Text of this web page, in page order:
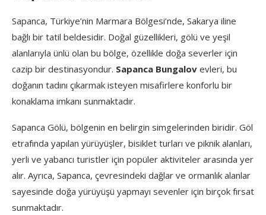
Sapanca, Türkiye’nin Marmara Bölgesi’nde, Sakarya iline
bağlı bir tatil beldesidir. Doğal güzellikleri, gölü ve yeşil
alanlarıyla ünlü olan bu bölge, özellikle doğa severler için
cazip bir destinasyondur. Sapanca Bungalov evleri, bu
doğanın tadını çıkarmak isteyen misafirlere konforlu bir
konaklama imkanı sunmaktadır.
Sapanca Gölü, bölgenin en belirgin simgelerinden biridir. Göl
etrafında yapılan yürüyüşler, bisiklet turları ve piknik alanları,
yerli ve yabancı turistler için popüler aktiviteler arasında yer
alır. Ayrıca, Sapanca, çevresindeki dağlar ve ormanlık alanlar
sayesinde doğa yürüyüşü yapmayı sevenler için birçok fırsat
sunmaktadır.